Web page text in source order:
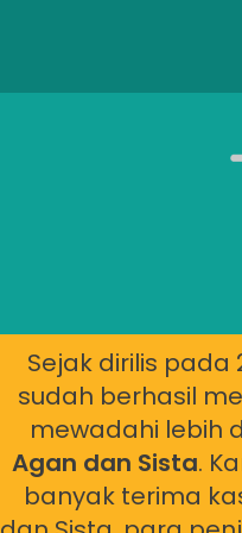
Sejak dirilis pada
sudah berhasil
mewadahi lebih
Agan dan Sista.
banyak terima